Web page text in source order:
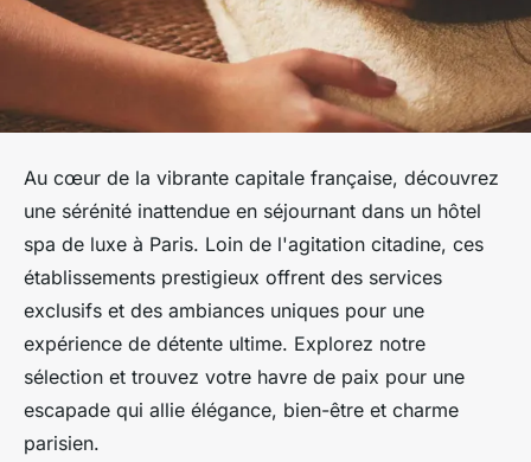
Au cœur de la vibrante capitale française, découvrez
une sérénité inattendue en séjournant dans un hôtel
spa de luxe à Paris. Loin de l'agitation citadine, ces
établissements prestigieux offrent des services
exclusifs et des ambiances uniques pour une
expérience de détente ultime. Explorez notre
sélection et trouvez votre havre de paix pour une
escapade qui allie élégance, bien-être et charme
parisien.